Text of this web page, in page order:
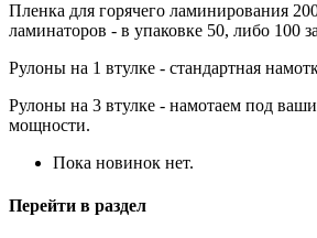
Пленка для горячего ламинирования
ламинаторов - в упаковке 50, либо 100
Рулоны на 1 втулке - стандартная
Рулоны на 3 втулке - намотаем под
мощности.
Пока новинок нет.
Перейти в раздел